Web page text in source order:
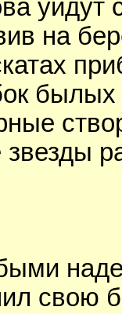
уйдут
на
былых
свою